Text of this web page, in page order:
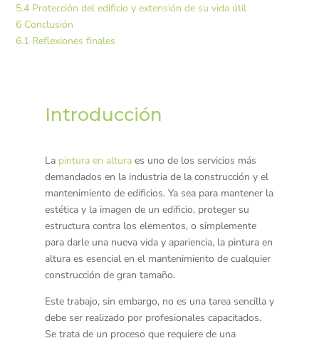
5.4 Protección del edificio y extensión de su vida útil
6 Conclusión
6.1 Reflexiones finales
Introducción
La pintura en alturaes uno de los servicios más
demandados en la industria de la construcción y el
mantenimiento de edificios. Ya sea para mantener la
estética y la imagen de un edificio, proteger su
estructura contra los elementos, o simplemente
para darle una nueva vida y apariencia, la pintura en
altura es esencial en el mantenimiento de cualquier
construcción de gran tamaño.
Este trabajo, sin embargo, no es una tarea sencilla y
debe ser realizado por profesionales capacitados.
Se trata de un proceso que requiere de una